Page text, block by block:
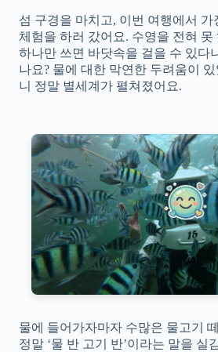
섬 구경을 마치고, 이번 여행에서 가
체험을 하러 갔어요. 수영을 전혀 못
하나만 쓰면 바닷속을 걸을 수 있다
나요? 물에 대한 막연한 두려움이
니 정말 별세계가 펼쳐졌어요.
물에 들어가자마자 수많은 물고기
정말 ‘물 반 고기 반’이라는 말을 실